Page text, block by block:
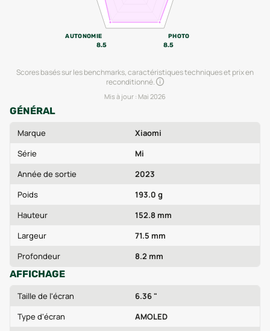
PHOTO
8.5
AUTONOMIE
8.5
Scores basés sur les benchmarks, caractéristiques techniques et prix en
reconditionné.
Mis à jour : Mai 2026
GÉNÉRAL
Marque
Xiaomi
Série
Mi
Année de sortie
2023
Poids
193.0 g
Hauteur
152.8 mm
Largeur
71.5 mm
Profondeur
8.2 mm
AFFICHAGE
Taille de l'écran
6.36 "
Type d'écran
AMOLED